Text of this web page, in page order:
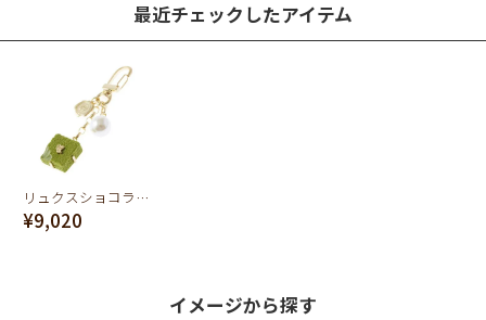
最近チェックしたアイテム
リュクスショコラ バッグチャーム
¥9,020
イメージから探す